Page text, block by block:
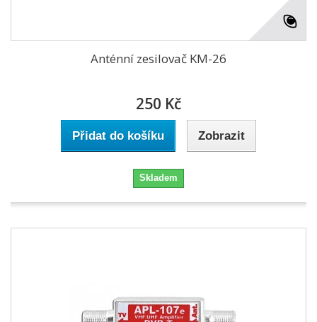
Anténní zesilovač KM-26
250 Kč
Přidat do košíku Zobrazit
Skladem